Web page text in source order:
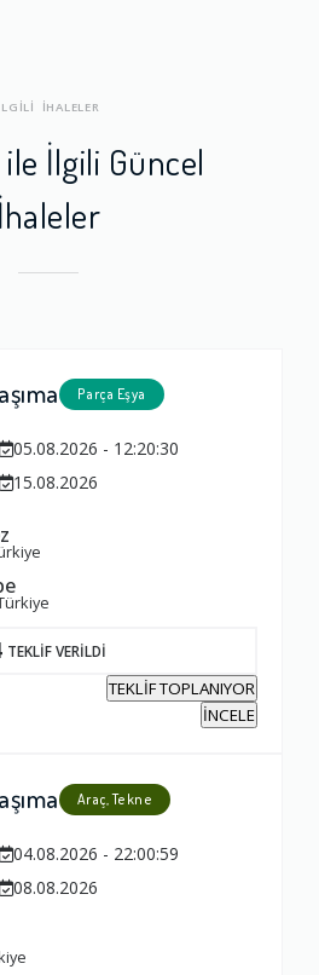
İHALELER
İlgili Güncel
İhaleler
Parça Eşya
05.08.2026 - 12:20:30
15.08.2026
TEKLİF VERİLDİ
TEKLİF TOPLANIYOR
İNCELE
Araç, Tekne
04.08.2026 - 22:00:59
08.08.2026